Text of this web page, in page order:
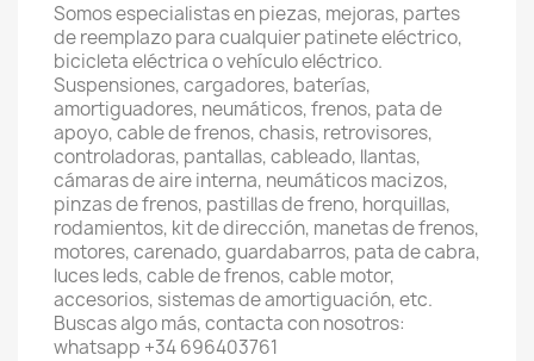
Somos especialistas en piezas, mejoras, partes
de reemplazo para cualquier patinete eléctrico,
bicicleta eléctrica o vehículo eléctrico.
Suspensiones, cargadores, baterías,
amortiguadores, neumáticos, frenos, pata de
apoyo, cable de frenos, chasis, retrovisores,
controladoras, pantallas, cableado, llantas,
cámaras de aire interna, neumáticos macizos,
pinzas de frenos, pastillas de freno, horquillas,
rodamientos, kit de dirección, manetas de frenos,
motores, carenado, guardabarros, pata de cabra,
luces leds, cable de frenos, cable motor,
accesorios, sistemas de amortiguación, etc.
Buscas algo más, contacta con nosotros:
whatsapp +34 696403761